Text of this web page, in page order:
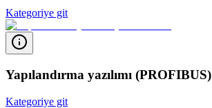
Kategoriye git
Yapılandırma yazılımı (PROFIBUS)
Kategoriye git